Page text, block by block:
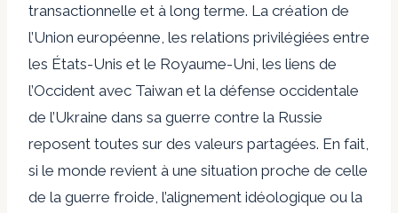
transactionnelle et à long terme. La création de
l’Union européenne, les relations privilégiées entre
les États-Unis et le Royaume-Uni, les liens de
l’Occident avec Taiwan et la défense occidentale
de l’Ukraine dans sa guerre contre la Russie
reposent toutes sur des valeurs partagées. En fait,
si le monde revient à une situation proche de celle
de la guerre froide, l’alignement idéologique ou la